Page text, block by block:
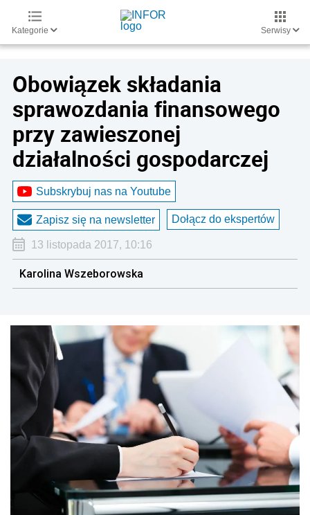
Kategorie Serwisy
Obowiązek składania
sprawozdania finansowego
przy zawieszonej
działalności gospodarczej
Subskrybuj nas na Youtube
Zapisz się na newsletter Dołącz do ekspertów
13 listopada 2017, 10:16
Karolina Wszeborowska